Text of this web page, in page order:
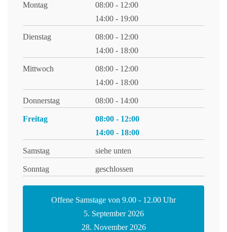
Montag
08:00 - 12:00
14:00 - 19:00
Dienstag
08:00 - 12:00
14:00 - 18:00
Mittwoch
08:00 - 12:00
14:00 - 18:00
Donnerstag 08:00 - 14:00
Freitag
08:00 - 12:00
14:00 - 18:00
Samstag siehe unten
Sonntag geschlossen
Offene Samstage von 9.00 - 12.00 Uhr
5. September 2026
28. November 2026